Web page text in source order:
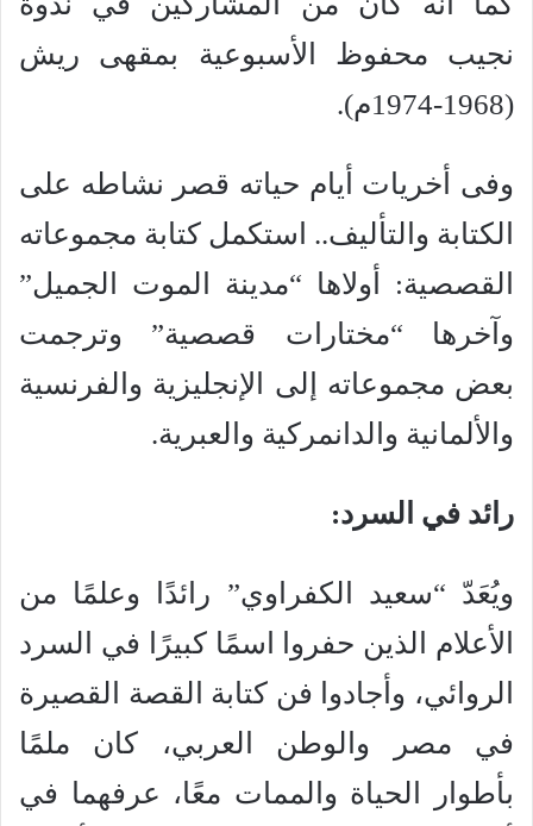
نجيب محفوظ الأسبوعية بمقهى ريش
(1968-1974م).
وفى أخريات أيام حياته قصر نشاطه على
الكتابة والتأليف.. استكمل كتابة مجموعاته
القصصية: أولاها “مدينة الموت الجميل”
وآخرها “مختارات قصصية” وترجمت
بعض مجموعاته إلى الإنجليزية والفرنسية
والألمانية والدانمركية والعبرية.
رائد في السرد:
ويُعَدّ “سعيد الكفراوي” رائدًا وعلمًا من
الأعلام الذين حفروا اسمًا كبيرًا في السرد
الروائي، وأجادوا فن كتابة القصة القصيرة
في مصر والوطن العربي، كان ملمًا
بأطوار الحياة والممات معًا، عرفهما في